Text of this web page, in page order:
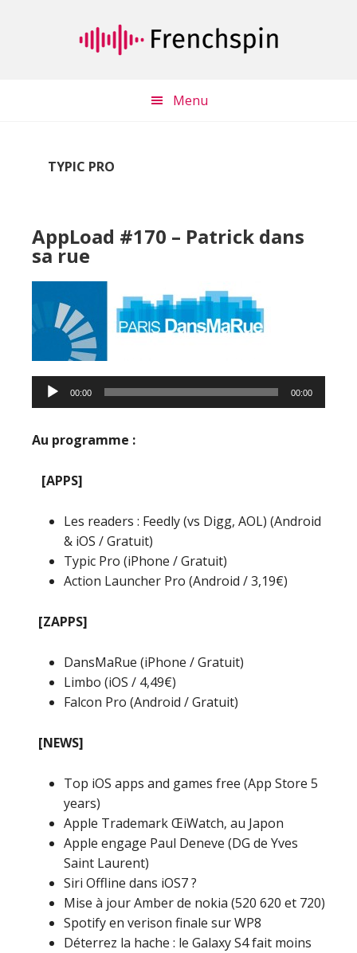
Menu
TYPIC PRO
AppLoad #170 – Patrick dans
sa rue
00:00 00:00
Au programme :
[APPS]
Les readers : Feedly (vs Digg, AOL) (Android
& iOS / Gratuit)
Typic Pro (iPhone / Gratuit)
Action Launcher Pro (Android / 3,19€)
[ZAPPS]
DansMaRue (iPhone / Gratuit)
Limbo (iOS / 4,49€)
Falcon Pro (Android / Gratuit)
[NEWS]
Top iOS apps and games free (App Store 5
years)
Apple Trademark ŒiWatch‚ au Japon
Apple engage Paul Deneve (DG de Yves
Saint Laurent)
Siri Offline dans iOS7 ?
Mise à jour Amber de nokia (520 620 et 720)
Spotify en verison finale sur WP8
Déterrez la hache : le Galaxy S4 fait moins